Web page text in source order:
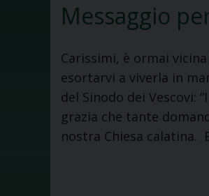
Messaggio
Carissimi, è ormai
esortarvi a viverla in
del Sinodo dei Vescovi:
grazia che tante
nostra Chiesa calatina.